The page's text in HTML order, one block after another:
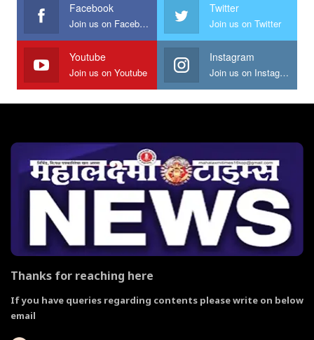
Facebook
Join us on Facebook
Twitter
Join us on Twitter
Youtube
Join us on Youtube
Instagram
Join us on Instagram
Thanks for reaching here
If you have queries regarding contents please write on below
email